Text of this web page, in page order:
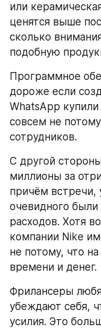
или
ценятся выше
сколько
подобную
Программное
дороже если
WhatsApp
совсем не
сотрудников.
С другой
миллионы за
причём встречи,
очевидного
расходов. Хотя
компании Nike
не потому, что
времени и денег.
Фрилансеры
убеждают себя,
усилия. Это